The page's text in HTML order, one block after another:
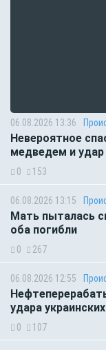
06.08.2026 13:36
Невероятное
медведем и
0 153
06.08.2026 13:15
Мать пыталась
оба погибли
0 267
06.08.2026 12:55
удара
0 107